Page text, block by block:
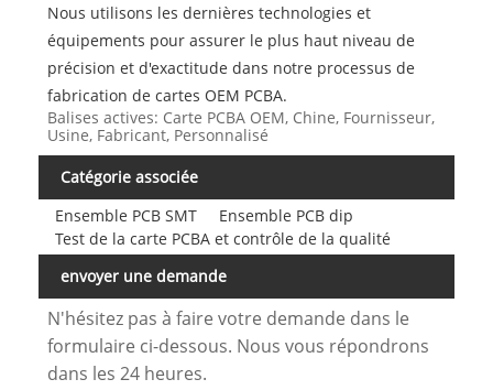
Nous utilisons les dernières technologies et
équipements pour assurer le plus haut niveau de
précision et d'exactitude dans notre processus de
fabrication de cartes OEM PCBA.
Balises actives: Carte PCBA OEM, Chine, Fournisseur,
Usine, Fabricant, Personnalisé
Catégorie associée
Ensemble PCB SMT
Ensemble PCB dip
Test de la carte PCBA et contrôle de la qualité
envoyer une demande
N'hésitez pas à faire votre demande dans le
formulaire ci-dessous. Nous vous répondrons
dans les 24 heures.